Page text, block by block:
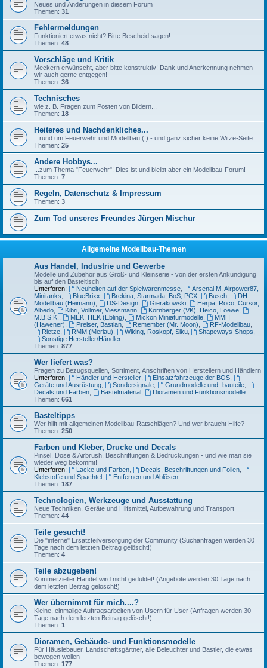
Neues und Änderungen in diesem Forum
Themen: 31
Fehlermeldungen
Funktioniert etwas nicht? Bitte Bescheid sagen!
Themen: 48
Vorschläge und Kritik
Meckern erwünscht, aber bitte konstruktiv! Dank und Anerkennung nehmen
wir auch gerne entgegen!
Themen: 36
Technisches
wie z. B. Fragen zum Posten von Bildern...
Themen: 18
Heiteres und Nachdenkliches...
...rund um Feuerwehr und Modellbau (!) - und ganz sicher keine Witze-Seite
Themen: 25
Andere Hobbys...
...zum Thema "Feuerwehr"! Dies ist und bleibt aber ein Modellbau-Forum!
Themen: 7
Regeln, Datenschutz & Impressum
Themen: 3
Zum Tod unseres Freundes Jürgen Mischur
Allgemeine Modellbau-Themen
Aus Handel, Industrie und Gewerbe
Modelle und Zubehör aus Groß- und Kleinserie - von der ersten Ankündigung
bis auf den Basteltisch!
Unterforen:
Neuheiten auf der Spielwarenmesse,
Arsenal M, Airpower87,
Minitanks
BlueBrixx Brekina, Starmada, BoS, PCX, Busch,
DH
Modellbau (Heimann)
DS-Design, Gierakowski,
Herpa, Roco, Cursor,
Albedo
Kibri, Vollmer, Viessmann, Kornberger (VK), Heico, Loewe,
M.B.S.K.
MEK, HEK (Ebling) Mickon Miniaturmodelle,
MMH
(Hawener)
Preiser, Bastian, Remember (Mr. Moon) RF-Modellbau,
Rietze, RMM (Merlau) Wiking, Roskopf, Siku, Shapeways-Shops
Sonstige Hersteller/Händler
Themen: 877
Wer liefert was?
Fragen zu Bezugsquellen, Sortiment, Anschriften von Herstellern und Händlern
Unterforen:
Händler und Hersteller, Einsatzfahrzeuge der BOS,
Geräte und Ausrüstung
Sondersignale, Grundmodelle und -bauteile,
Decals und Farben
Bastelmaterial,
Dioramen und Funktionsmodelle
Themen: 661
Basteltipps
Wer hilft mit allgemeinen Modellbau-Ratschlägen? Und wer braucht Hilfe?
Themen: 250
Farben und Kleber, Drucke und Decals
Pinsel, Dose & Airbrush, Beschriftungen & Bedruckungen - und wie man sie
wieder weg bekommt!
Unterforen:
Lacke und Farben, Decals, Beschriftungen und Folien,
Klebstoffe und Spachtel
Entfernen und Ablösen
Themen: 187
Technologien, Werkzeuge und Ausstattung
Neue Techniken, Geräte und Hilfsmittel, Aufbewahrung und Transport
Themen: 44
Teile gesucht!
Die "interne" Ersatzteilversorgung der Community (Suchanfragen werden 30
Tage nach dem letzten Beitrag gelöscht!)
Themen: 4
Teile abzugeben!
Kommerzieller Handel wird nicht geduldet! (Angebote werden 30 Tage nach
dem letzten Beitrag gelöscht!)
Wer übernimmt für mich....?
Kleine, einmalige Auftragsarbeiten von Usern für User (Anfragen werden 30
Tage nach dem letzten Beitrag gelöscht!)
Themen: 1
Dioramen, Gebäude- und Funktionsmodelle
Für Häuslebauer, Landschaftsgärtner, alle Beleuchter und Bastler, die etwas
bewegen wollen
Themen: 177